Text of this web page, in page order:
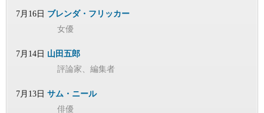
7月16日 ブレンダ・フリッカー
女優
7月14日 山田五郎
評論家、編集者
7月13日 サム・ニール
俳優